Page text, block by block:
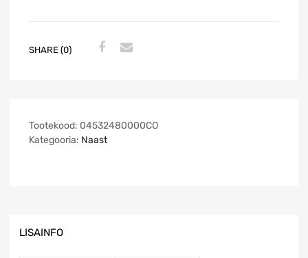
SHARE (0)
Tootekood: 04532480000CO
Kategooria: Naast
LISAINFO